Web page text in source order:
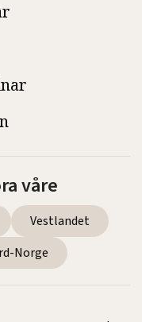
våre
Vestlandet
Norge